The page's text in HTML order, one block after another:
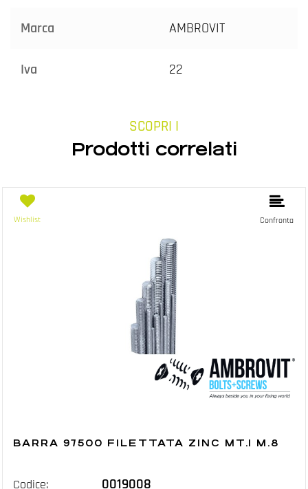
Marca AMBROVIT
Iva 22
SCOPRI I
Prodotti correlati
Wishlist Confronta
BARRA 97500 FILETTATA ZINC MT.1 M.8
Codice: 0019008